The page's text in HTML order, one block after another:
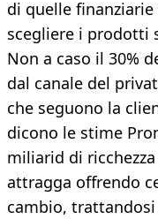
di quelle
scegliere i prodotti
Non a caso il 30%
dal canale del
che seguono la
dicono le stime
miliarid di
attragga offrendo
cambio,